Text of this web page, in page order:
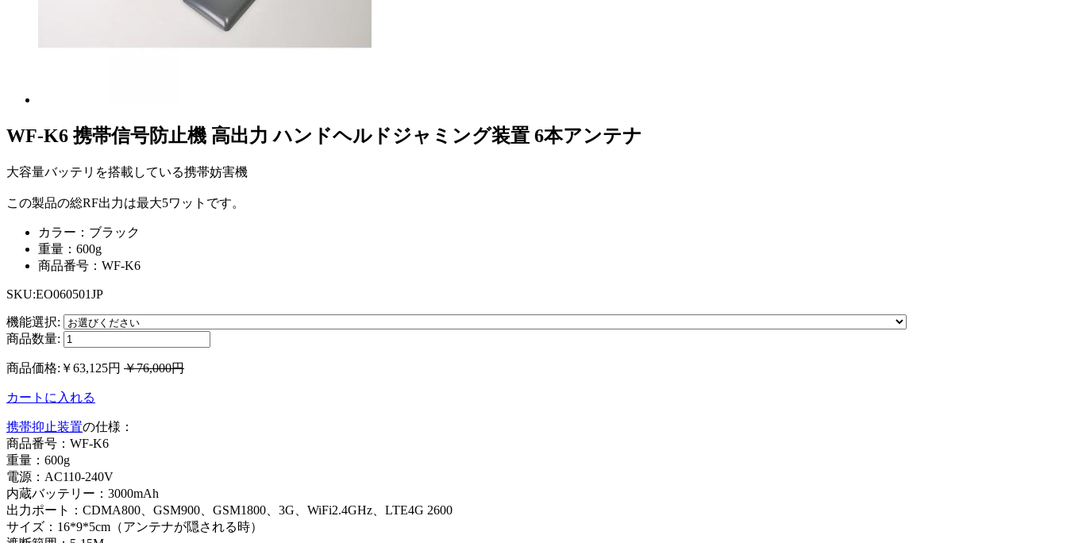
WF-K6 携帯信号防止機 高出力 ハンドヘルドジャミング装置 6本アンテナ
大容量バッテリを搭載している携帯妨害機
この製品の総RF出力は最大5ワットです。
カラー：ブラック
重量：600g
商品番号：WF-K6
SKU:EO060501JP
機能選択:
商品数量:
商品価格: ￥63,125円 ￥76,000円
カートに入れる
携帯抑止装置の仕様：
商品番号：WF-K6
重量：600g
電源：AC110-240V
内蔵バッテリー：3000mAh
出力ポート：CDMA800、GSM900、GSM1800、3G、WiFi2.4GHz、LTE4G 2600
サイズ：16*9*5cm（アンテナが隠される時）